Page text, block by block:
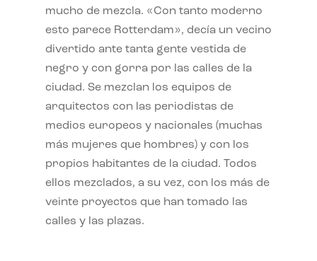
mucho de mezcla. «Con tanto moderno
esto parece Rotterdam», decía un vecino
divertido ante tanta gente vestida de
negro y con gorra por las calles de la
ciudad. Se mezclan los equipos de
arquitectos con las periodistas de
medios europeos y nacionales (muchas
más mujeres que hombres) y con los
propios habitantes de la ciudad. Todos
ellos mezclados, a su vez, con los más de
veinte proyectos que han tomado las
calles y las plazas.